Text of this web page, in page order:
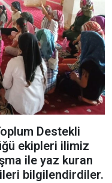
Destekli
ekipleri ilimiz
ile yaz kuran
bilgilendirdiler.